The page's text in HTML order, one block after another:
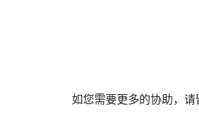
如您需要更多的协助，